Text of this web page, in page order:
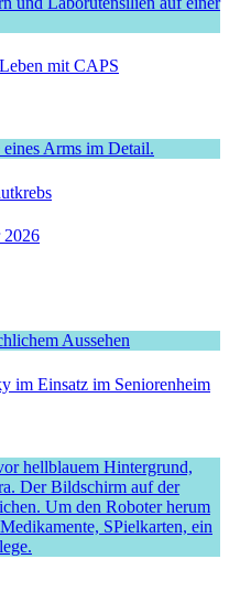
mit CAPS
2026
im Einsatz im Seniorenheim